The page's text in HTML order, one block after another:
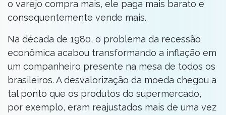
o varejo compra mais, ele paga mais barato e
consequentemente vende mais.
Na década de 1980, o problema da recessão
econômica acabou transformando a inflação em
um companheiro presente na mesa de todos os
brasileiros. A desvalorização da moeda chegou a
tal ponto que os produtos do supermercado,
por exemplo, eram reajustados mais de uma vez